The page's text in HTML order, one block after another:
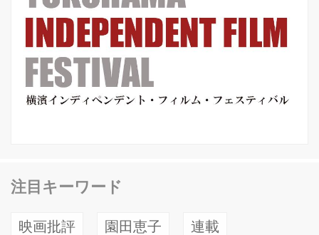
注目キーワード
映画批評 園田恵子 連載